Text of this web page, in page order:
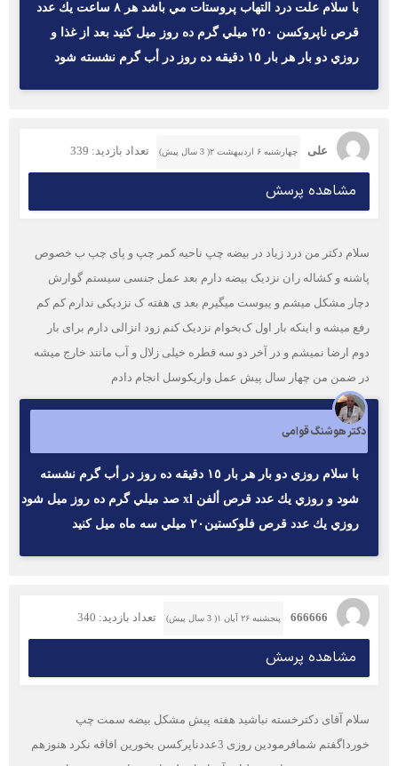
با سلام علت درد التهاب پروستات مي باشد هر ٨ ساعت يك عدد
قرص ناپروكسن ٢٥٠ ميلي گرم ده روز ميل كنيد بعد از غذا و
روزي دو بار هر بار ١٥ دقيقه ده روز در أب گرم نشسته شود
علی چهارشنبه ۶ اردیبهشت ۲( 3 سال پیش) تعداد بازدید: 339
مشاهده پرسش
سلام دکتر من درد زیاد در بیضه چپ ناحیه کمر چپ و پای چپ ب خصوص
پاشنه و کشاله ران نزدیک بیضه دارم بعد عمل جنسی سیستم گوارش
دچار مشکل میشم و یبوست میگیرم بعد ی هفته ک نزدیکی ندارم کم کم
رفع میشه و اینکه بار اول ک‌بخوام نزدیک کنم زود انزالی دارم برای بار
دوم ارضا نمیشم و در آخر دو سه قطره خیلی زلال و آب مانند خارج میشه
در ضمن من چهار سال پیش عمل واریکوسل انجام دادم
دکتر هوشنگ قوامی
با سلام روزي دو بار هر بار ١٥ دقيقه ده روز در أب گرم نشسته
شود و روزي يك عدد قرص ألفن xl صد ميلي گرم ده روز ميل شود
روزي يك عدد قرص فلوكستين٢٠ ميلي سه ماه ميل كنيد
666666 پنجشنبه ۲۶ آبان ۱( 3 سال پیش) تعداد بازدید: 340
مشاهده پرسش
سلام آقای دکترخسته نباشید هفته پیش مشکل بیضه سمت چپ
خورداگفتم شمافرمودین روزی 3عددناپرکسن بخورین افاقه نکرد هنوزهم